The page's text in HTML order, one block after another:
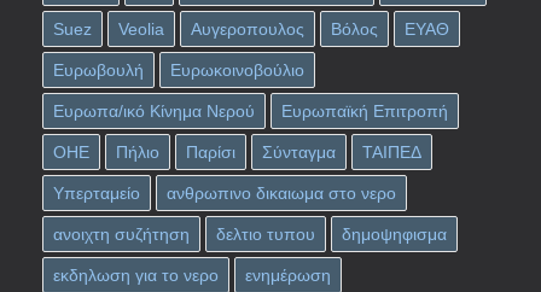
Suez Veolia Αυγεροπουλος Βόλος ΕΥΑΘ
Ευρωβουλή Ευρωκοινοβούλιο
Ευρωπα/ικό Κίνημα Νερού Ευρωπαϊκή Επιτροπή
ΟΗΕ Πήλιο Παρίσι Σύνταγμα ΤΑΙΠΕΔ
Υπερταμείο ανθρωπινο δικαιωμα στο νερο
ανοιχτη συζήτηση δελτιο τυπου δημοψηφισμα
εκδηλωση για το νερο ενημέρωση